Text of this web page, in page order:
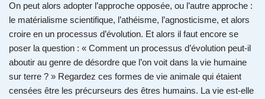
On peut alors adopter l’approche opposée, ou l’autre approche :
le matérialisme scientifique, l’athéisme, l’agnosticisme, et alors
croire en un processus d’évolution. Et alors il faut encore se
poser la question : « Comment un processus d’évolution peut-il
aboutir au genre de désordre que l’on voit dans la vie humaine
sur terre ? » Regardez ces formes de vie animale qui étaient
censées être les précurseurs des êtres humains. La vie est-elle